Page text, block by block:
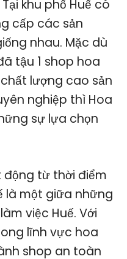
Tại khu phố Huế có
cấp các sản
nhau. Mặc dù
tậu 1 shop hoa
lượng cao sản
nghiệp thì Hoa
sự lựa chọn
từ thời điểm
là một giữa những
việc Huế. Với
lĩnh vực hoa
shop an toàn